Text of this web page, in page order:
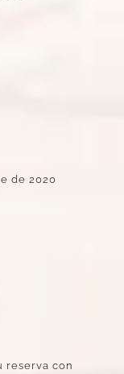
de 2020
reserva con